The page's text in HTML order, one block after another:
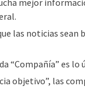
mejor
las noticias sean
es lo
objetivo”, las